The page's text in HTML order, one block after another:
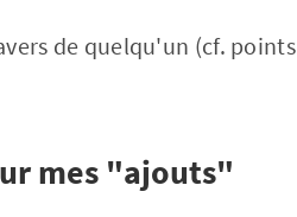
de quelqu'un (cf. points
mes "ajouts"